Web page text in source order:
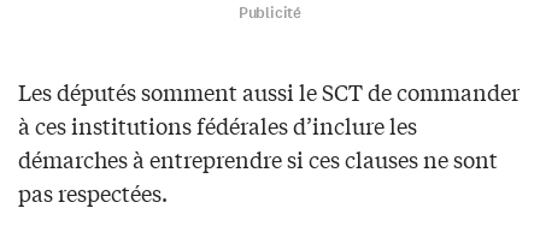
Publicité
Les députés somment aussi le SCT de commander
à ces institutions fédérales d’inclure les
démarches à entreprendre si ces clauses ne sont
pas respectées.